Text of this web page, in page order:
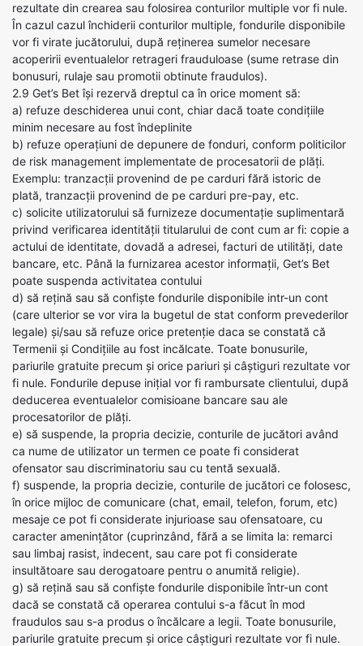
rezultate din crearea sau folosirea conturilor multiple vor fi nule.
În cazul cazul închiderii conturilor multiple, fondurile disponibile
vor fi virate jucătorului, după reținerea sumelor necesare
acoperirii eventualelor retrageri frauduloase (sume retrase din
bonusuri, rulaje sau promotii obtinute fraudulos).
2.9 Get’s Bet își rezervă dreptul ca în orice moment să:
a) refuze deschiderea unui cont, chiar dacă toate condițiile
minim necesare au fost îndeplinite
b) refuze operațiuni de depunere de fonduri, conform politicilor
de risk management implementate de procesatorii de plăți.
Exemplu: tranzacții provenind de pe carduri fără istoric de
plată, tranzacții provenind de pe carduri pre-pay, etc.
c) solicite utilizatorului să furnizeze documentație suplimentară
privind verificarea identității titularului de cont cum ar fi: copie a
actului de identitate, dovadă a adresei, facturi de utilități, date
bancare, etc. Până la furnizarea acestor informații, Get’s Bet
poate suspenda activitatea contului
d) să rețină sau să confiște fondurile disponibile intr-un cont
(care ulterior se vor vira la bugetul de stat conform prevederilor
legale) și/sau să refuze orice pretenție daca se constată că
Termenii și Condițiile au fost incălcate. Toate bonusurile,
pariurile gratuite precum și orice pariuri și câștiguri rezultate vor
fi nule. Fondurile depuse inițial vor fi rambursate clientului, după
deducerea eventualelor comisioane bancare sau ale
procesatorilor de plăți.
e) să suspende, la propria decizie, conturile de jucători având
ca nume de utilizator un termen ce poate fi considerat
ofensator sau discriminatoriu sau cu tentă sexuală.
f) suspende, la propria decizie, conturile de jucători ce folosesc,
în orice mijloc de comunicare (chat, email, telefon, forum, etc)
mesaje ce pot fi considerate injurioase sau ofensatoare, cu
caracter amenințător (cuprinzând, fără a se limita la: remarci
sau limbaj rasist, indecent, sau care pot fi considerate
insultătoare sau derogatoare pentru o anumită religie).
g) să rețină sau să confiște fondurile disponibile într-un cont
dacă se constată că operarea contului s-a făcut în mod
fraudulos sau s-a produs o încălcare a legii. Toate bonusurile,
pariurile gratuite precum și orice câștiguri rezultate vor fi nule.